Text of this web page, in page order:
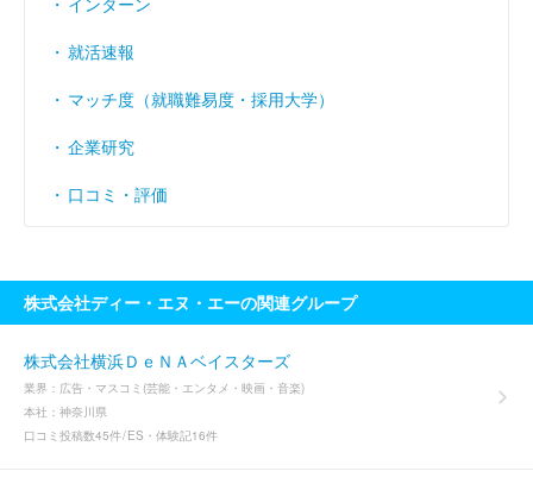
就活速報
マッチ度（就職難易度・採用大学）
企業研究
口コミ・評価
株式会社ディー・エヌ・エーの関連グループ
株式会社横浜ＤｅＮＡベイスターズ
業界： 広告・マスコミ(芸能・エンタメ・映画・音楽)
本社： 神奈川県
口コミ投稿数45件 ES・体験記16件